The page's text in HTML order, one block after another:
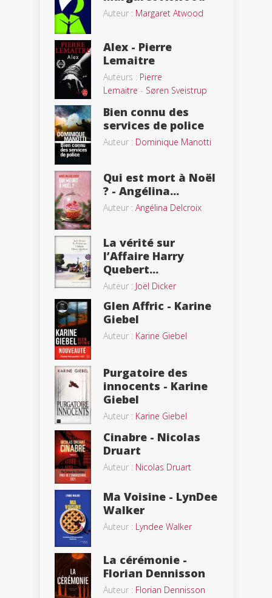
Auteur : Margaret Atwood
Alex - Pierre
Lemaitre
Auteurs : Pierre
Lemaitre - Søren Sveistrup
Bien connu des
services de police
Auteur : Dominique Manotti
Qui est mort à Noël
? - Angélina...
Auteur : Angélina Delcroix
La vérité sur
l’Affaire Harry
Quebert...
Auteur : Joël Dicker
Glen Affric - Karine
Giebel
Auteur : Karine Giebel
Purgatoire des
innocents - Karine
Giebel
Auteur : Karine Giebel
Cinabre - Nicolas
Druart
Auteur : Nicolas Druart
Ma Voisine - LynDee
Walker
Auteur : Lyndee Walker
La cérémonie -
Florian Dennisson
Auteur : Florian Dennisson